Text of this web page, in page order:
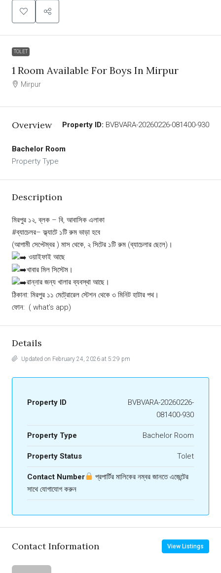
TOLET
1 Room Available For Boys In Mirpur
Mirpur
Overview Property ID: BVBVARA-20260226-081400-930
Bachelor Room
Property Type
Description
মিরপুর ১২, ব্লক – বি, আবাসিক এলাকা
#ব্যাচেলর– ফ্ল্যাটে ১টি রুম ভাড়া হবে
(আগামী সেপ্টেম্বর ) মাস থেকে, ২ সিটের ১টি রুম (ব্যাচেলার ছেলে)।
ওয়াইফাই আছে
খাবার মিল সিস্টেম।
রান্নার জন্য খালার ব্যবস্থা আছে।
ঠিকানা: মিরপুর ১১ মেট্রোরেল স্টেশন থেকে ৩ মিনিট হাটার পথ।
ফোন: ( what’s app)
Details
Updated on February 24, 2026 at 5:29 pm
Property ID
BVBVARA-20260226-
081400-930
Property Type Bachelor Room
Property Status Tolet
Contact Number
প্রপার্টির মালিকের নম্বর জানতে এজেন্টের
সাথে যোগাযোগ করুন
Contact Information View Listings